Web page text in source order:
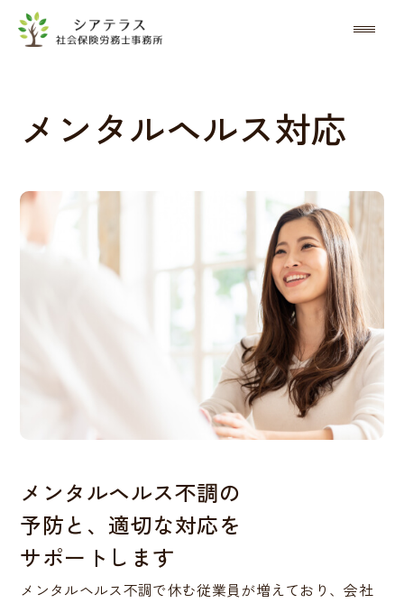
メンタルヘルス対応
メンタルヘルス不調の
予防と、適切な対応を
サポートします
メンタルヘルス不調で休む従業員が増えており、会社